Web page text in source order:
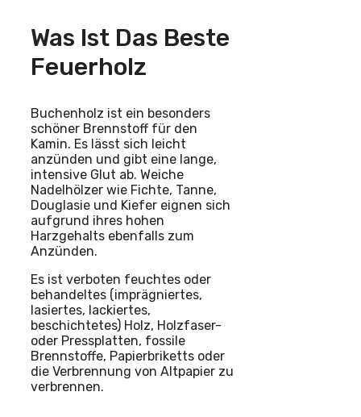
Was Ist Das Beste
Feuerholz
Buchenholz ist ein besonders
schöner Brennstoff für den
Kamin. Es lässt sich leicht
anzünden und gibt eine lange,
intensive Glut ab. Weiche
Nadelhölzer wie Fichte, Tanne,
Douglasie und Kiefer eignen sich
aufgrund ihres hohen
Harzgehalts ebenfalls zum
Anzünden.
Es ist verboten feuchtes oder
behandeltes (imprägniertes,
lasiertes, lackiertes,
beschichtetes) Holz, Holzfaser-
oder Pressplatten, fossile
Brennstoffe, Papierbriketts oder
die Verbrennung von Altpapier zu
verbrennen.